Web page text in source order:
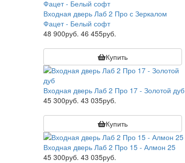
Входная дверь Лаб 2 Про с Зеркалом
Фацет - Белый софт
48 900руб. 46 455руб.
Купить
Входная дверь Лаб 2 Про 17 - Золотой дуб
45 300руб. 43 035руб.
Купить
Входная дверь Лаб 2 Про 15 - Алмон 25
45 300руб. 43 035руб.